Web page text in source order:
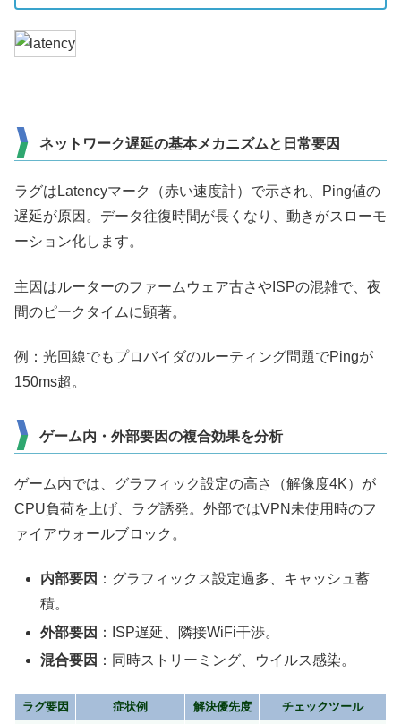
ネットワーク遅延の基本メカニズムと日常要因
ラグはLatencyマーク（赤い速度計）で示され、Ping値の
遅延が原因。データ往復時間が長くなり、動きがスローモ
ーション化します。
主因はルーターのファームウェア古さやISPの混雑で、夜
間のピークタイムに顕著。
例：光回線でもプロバイダのルーティング問題でPingが
150ms超。
ゲーム内・外部要因の複合効果を分析
ゲーム内では、グラフィック設定の高さ（解像度4K）が
CPU負荷を上げ、ラグ誘発。外部ではVPN未使用時のフ
ァイアウォールブロック。
内部要因 ：グラフィックス設定過多、キャッシュ蓄
積。
外部要因 ：ISP遅延、隣接WiFi干渉。
混合要因 ：同時ストリーミング、ウイルス感染。
ラグ要因 症状例 解決優先度
チェックツール